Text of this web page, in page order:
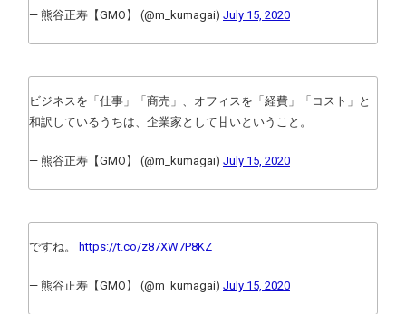
— 熊谷正寿【GMO】 (@m_kumagai) July 15, 2020
ビジネスを「仕事」「商売」、オフィスを「経費」「コスト」と
和訳しているうちは、企業家として甘いということ。
— 熊谷正寿【GMO】 (@m_kumagai) July 15, 2020
ですね。 https://t.co/z87XW7P8KZ
— 熊谷正寿【GMO】 (@m_kumagai) July 15, 2020